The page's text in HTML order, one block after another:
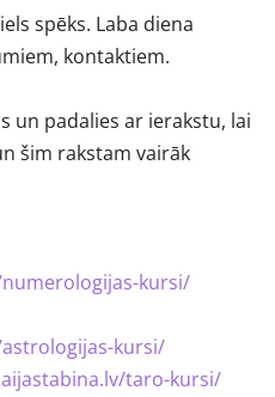
spēks. Laba diena
kontaktiem.
un padalies ar ierakstu, lai
šim rakstam vairāk
kursi/
kursi/
taro-kursi/